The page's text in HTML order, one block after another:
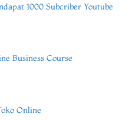
1000 Subcriber Youtube
Business Course
Online